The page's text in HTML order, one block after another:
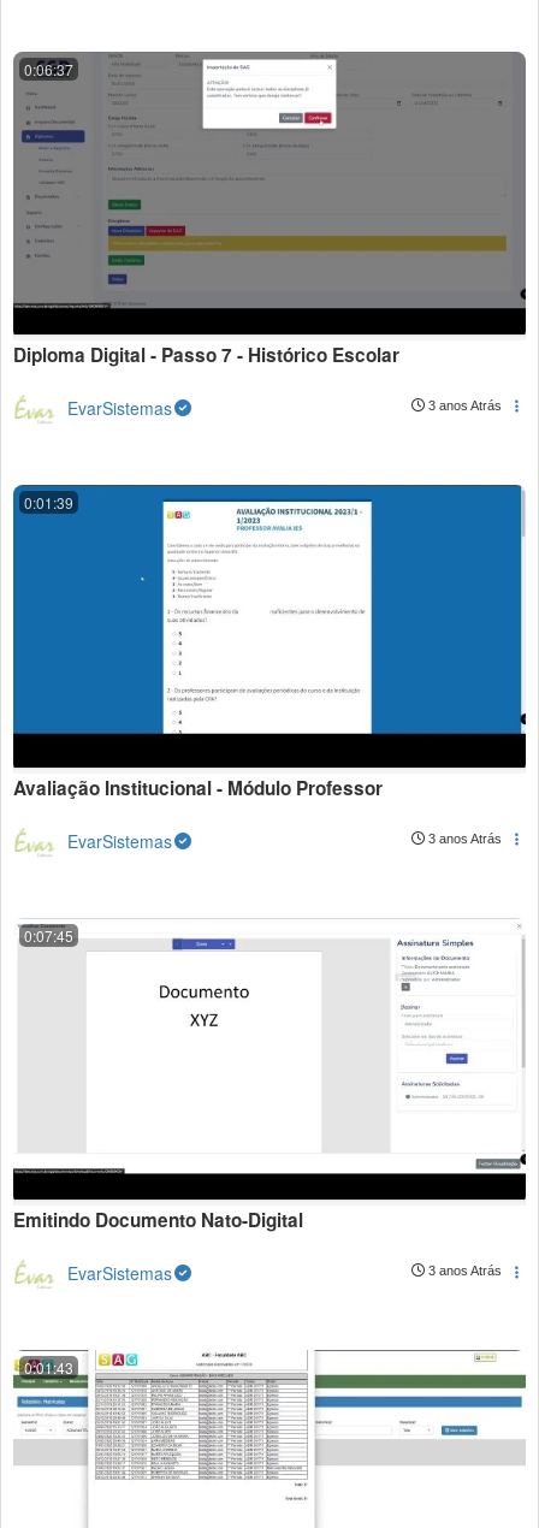
0:06:37
Diploma Digital - Passo 7 - Histórico Escolar
EvarSistemas 3 anos Atrás
0:01:39
Avaliação Institucional - Módulo Professor
EvarSistemas 3 anos Atrás
0:07:45
Emitindo Documento Nato-Digital
EvarSistemas 3 anos Atrás
0:01:43